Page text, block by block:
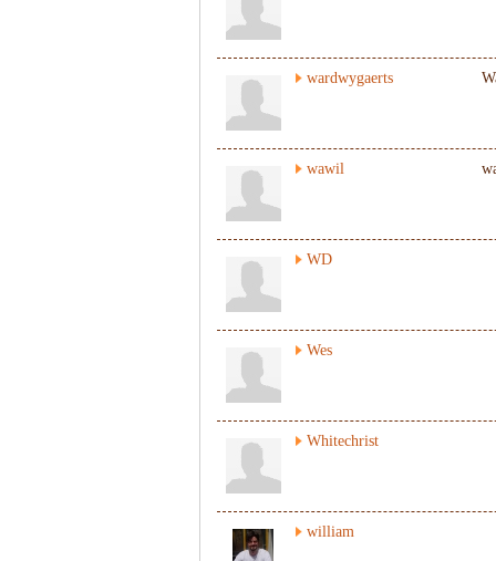
wardwygaerts
wawil
WD
Wes
Whitechrist
william